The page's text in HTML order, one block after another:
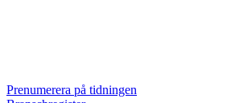
Prenumerera på tidningen